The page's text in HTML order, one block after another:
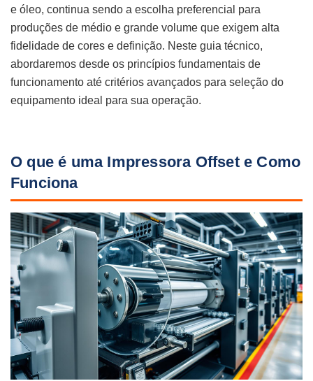
e óleo, continua sendo a escolha preferencial para
produções de médio e grande volume que exigem alta
fidelidade de cores e definição. Neste guia técnico,
abordaremos desde os princípios fundamentais de
funcionamento até critérios avançados para seleção do
equipamento ideal para sua operação.
O que é uma Impressora Offset e Como
Funciona